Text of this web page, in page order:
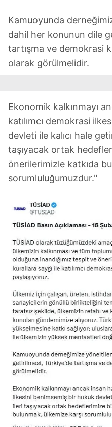
Metnimiziziyaret
6698 sayılı Kişisel Verilerin
hazırlanmış Aydınlatma
Kamuoyunda
dahil her konunun dile
tartışma ve demokrasi
olarak görülmelidir.
Ekonomik kalkınmayı
katılımcı demokrasi
devleti ile kalıcı hale
taşıyacak ortak
önerilerimizle katkıda
sorumluluğumuzdur."